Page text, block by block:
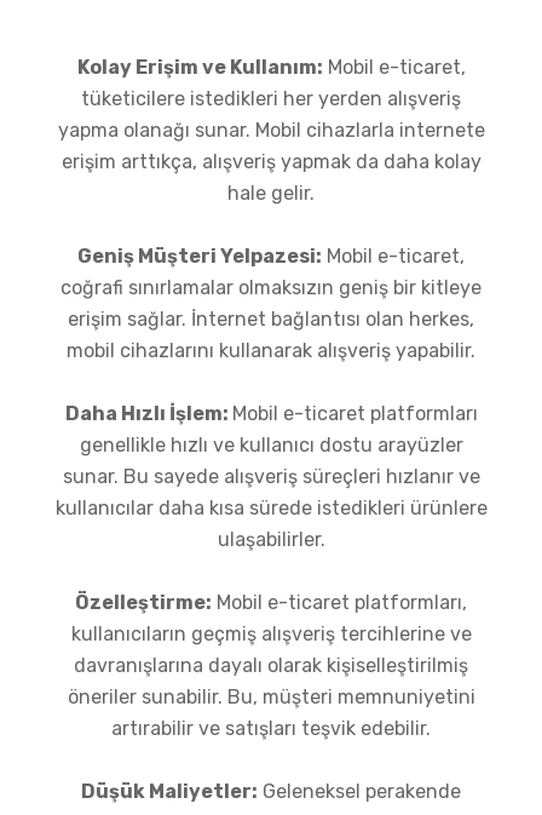
Kolay Erişim ve Kullanım: Mobil e-ticaret,
tüketicilere istedikleri her yerden alışveriş
yapma olanağı sunar. Mobil cihazlarla internete
erişim arttıkça, alışveriş yapmak da daha kolay
hale gelir.
Geniş Müşteri Yelpazesi: Mobil e-ticaret,
coğrafi sınırlamalar olmaksızın geniş bir kitleye
erişim sağlar. İnternet bağlantısı olan herkes,
mobil cihazlarını kullanarak alışveriş yapabilir.
Daha Hızlı İşlem: Mobil e-ticaret platformları
genellikle hızlı ve kullanıcı dostu arayüzler
sunar. Bu sayede alışveriş süreçleri hızlanır ve
kullanıcılar daha kısa sürede istedikleri ürünlere
ulaşabilirler.
Özelleştirme: Mobil e-ticaret platformları,
kullanıcıların geçmiş alışveriş tercihlerine ve
davranışlarına dayalı olarak kişiselleştirilmiş
öneriler sunabilir. Bu, müşteri memnuniyetini
artırabilir ve satışları teşvik edebilir.
Düşük Maliyetler: Geleneksel perakende